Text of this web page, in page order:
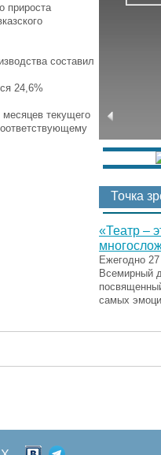
прироста
составил
24,6%
месяцев текущего
Точка
«Театр –
Ежегодно
Всемирный
самых